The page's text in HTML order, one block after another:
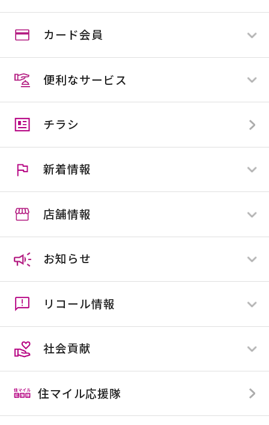
住マイル応援隊
ログイン
新規登録
スマイルカード会員の方
スマイルカード会員でない方
アプリ会員とは
クーポン
カード会員
スマイルカード
スマイルビジネスカード
カンセキカード
便利なサービス
スマイル便
住マイル応援隊
施工協力業者様募集
スマイルカウンター
チラシ
新着情報
すべて
全店舗
店舗限定
店舗情報
ホームセンター
ペットプラネット
ネオ・サイクリスタ
花屋敷
お知らせ
すべて
全店舗
店舗限定
リコール情報
すべて
全店舗
店舗限定
社会貢献
TOP
SDGsへの取り組み